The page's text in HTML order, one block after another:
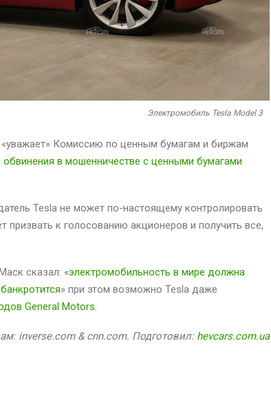
Электромобиль Tesla Model 3
Комиссию по ценным бумагам и биржам
обвинения в мошенничестве с ценными бумагами
Tesla не может по-настоящему контролировать
призвать к голосованию акционеров и получить все,
сказал: «электромобильность в мире должна
» при этом возможно Tesla даже
General Motors.
inverse.com & cnn.com. Подготовил: hevcars.com.ua